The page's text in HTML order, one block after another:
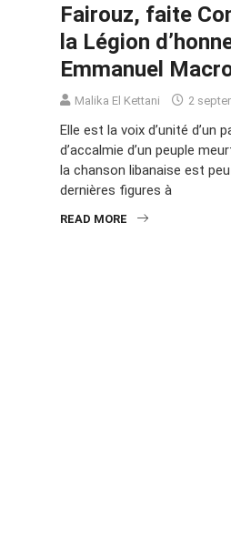
Fairouz, faite
la Légion
Emmanuel
Malika El Kettani 2
Elle est la voix d’unité d’un
d’accalmie d’un peuple
la chanson libanaise est
dernières figures à
READ MORE